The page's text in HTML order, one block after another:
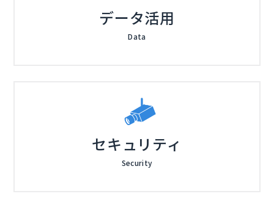
データ活用
Data
セキュリティ
Security